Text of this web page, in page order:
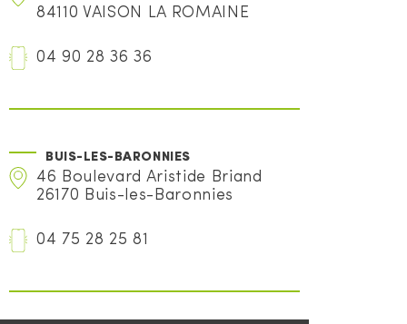
84110 VAISON LA ROMAINE
04 90 28 36 36
BUIS-LES-BARONNIES
46 Boulevard Aristide Briand
26170 Buis-les-Baronnies
04 75 28 25 81